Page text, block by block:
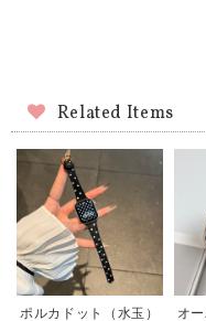
Related Items
ポルカドット（水玉）
オ